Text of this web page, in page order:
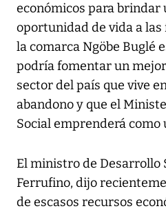
económicos para brindar
oportunidad de vida a
la comarca Ngöbe Buglé
podría fomentar un
sector del país que vive
abandono y que el
Social emprenderá como
El ministro de Desarrollo
Ferrufino, dijo
de escasos recursos